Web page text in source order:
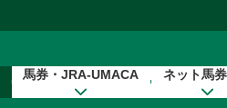
馬券・JRA-UMACA ネット馬